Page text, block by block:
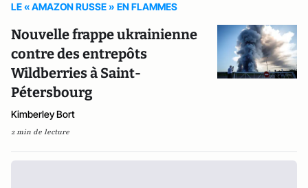
LE « AMAZON RUSSE » EN FLAMMES
Nouvelle frappe ukrainienne
contre des entrepôts
Wildberries à Saint-
Pétersbourg
Kimberley Bort
2 min de lecture